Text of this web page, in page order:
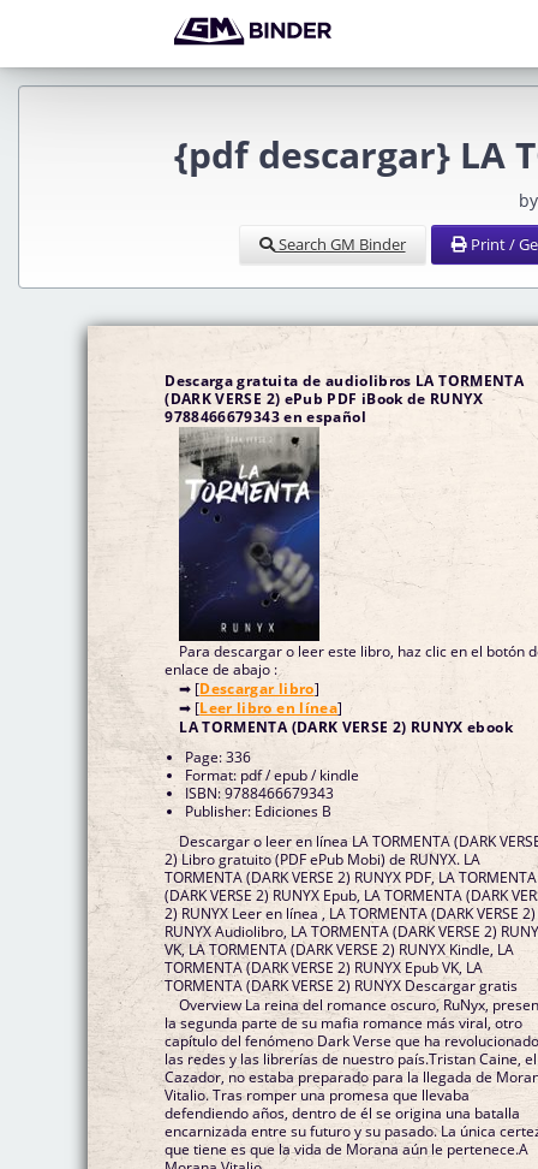
{pdf descargar} LA
Search GM Binder Print /
Descarga gratuita de audiolibros LA TORMENTA
(DARK VERSE 2) ePub PDF iBook de RUNYX
9788466679343 en español
Para descargar o leer este libro, haz clic en el botón
enlace de abajo :
➡ [Descargar libro]
➡ [Leer libro en línea]
LA TORMENTA (DARK VERSE 2) RUNYX ebook
Page: 336
Format: pdf / epub / kindle
ISBN: 9788466679343
Publisher: Ediciones B
Descargar o leer en línea LA TORMENTA (DARK
2) Libro gratuito (PDF ePub Mobi) de RUNYX. LA
TORMENTA (DARK VERSE 2) RUNYX PDF, LA TORMENTA
(DARK VERSE 2) RUNYX Epub, LA TORMENTA (DARK
2) RUNYX Leer en línea , LA TORMENTA (DARK VERSE 2)
RUNYX Audiolibro, LA TORMENTA (DARK VERSE 2)
VK, LA TORMENTA (DARK VERSE 2) RUNYX Kindle, LA
TORMENTA (DARK VERSE 2) RUNYX Epub VK, LA
TORMENTA (DARK VERSE 2) RUNYX Descargar gratis
Overview La reina del romance oscuro, RuNyx,
la segunda parte de su mafia romance más viral, otro
capítulo del fenómeno Dark Verse que ha
las redes y las librerías de nuestro país.Tristan Caine, el
Cazador, no estaba preparado para la llegada de
Vitalio. Tras romper una promesa que llevaba
defendiendo años, dentro de él se origina una batalla
encarnizada entre su futuro y su pasado. La única
que tiene es que la vida de Morana aún le pertenece.A